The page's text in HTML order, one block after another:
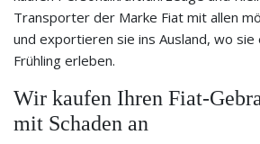
Transporter der Marke Fiat mit allen
und exportieren sie ins Ausland, wo sie
Frühling erleben.
Wir kaufen Ihren Fiat-
mit Schaden an